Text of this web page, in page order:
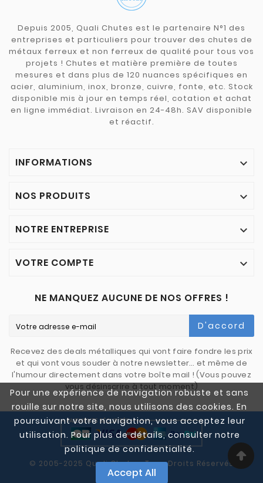
Pour une expérience de navigation robuste et sans
rouille sur notre site, nous utilisons des cookies. En
poursuivant votre navigation, vous acceptez leur
utilisation. Pour plus de détails, consulter notre
politique de confidentialité.
Accept All
Depuis 2005, Quali Chutes est le partenaire N°1 des
entreprises et particuliers pour trouver des chutes de
métaux ferreux et non ferreux de qualité pour tous vos
projets ! Chutes et matière première de toutes
mesures et dans plus de 120 nuances spécifiques en
acier, aluminium, inox, bronze, cuivre, fonte, etc. Stock
disponible mis à jour en temps réel, cotation et achat
en ligne immédiat. Livraison en 24-48h. SAV disponible
et réactif.
INFORMATIONS 
NOS PRODUITS 
NOTRE ENTREPRISE 
VOTRE COMPTE 
NE MANQUEZ AUCUNE DE NOS OFFRES !
D'accord
Recevez des deals métalliques qui vont faire fondre les prix
et qui vont vous souder à notre newsletter… et même de
l'humour directement dans votre boîte mail ! (Vous pouvez
vous désinscrire à tout moment)
© 2005-2025 Quali Chutes. Tous Droits Réservés